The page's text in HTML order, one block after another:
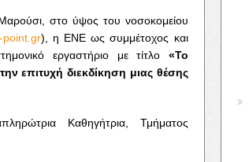
στο ύψος του νοσοκομείου
point.gr), η ΕΝΕ ως συμμέτοχος και
εργαστήριο με τίτλο «Το
επιτυχή διεκδίκηση μιας θέσης
Καθηγήτρια, Τμήματος